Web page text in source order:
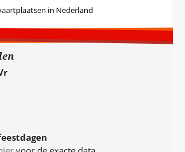
in Nederland